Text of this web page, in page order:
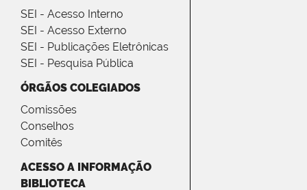
SEI - Acesso Interno
SEI - Acesso Externo
SEI - Publicações Eletrônicas
SEI - Pesquisa Pública
ÓRGÃOS COLEGIADOS
Comissões
Conselhos
Comitês
ACESSO A INFORMAÇÃO
BIBLIOTECA